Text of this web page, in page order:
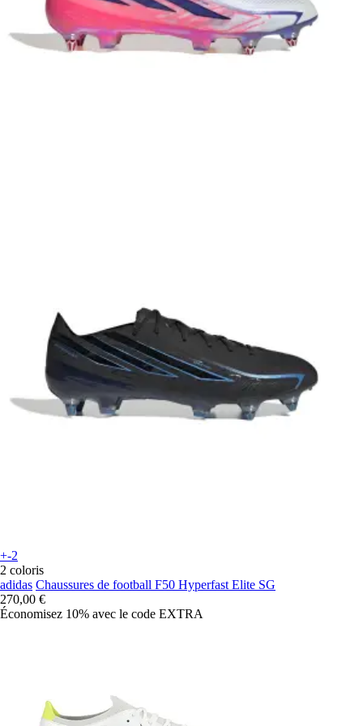
+-2
2 coloris
adidas Chaussures de football F50 Hyperfast Elite SG
270,00 €
Économisez 10% avec le code EXTRA